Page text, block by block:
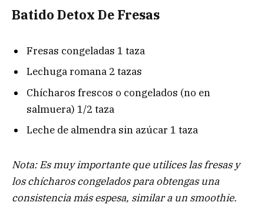
Batido Detox De Fresas
Fresas congeladas 1 taza
Lechuga romana 2 tazas
Chícharos frescos o congelados (no en
salmuera) 1/2 taza
Leche de almendra sin azúcar 1 taza
Nota: Es muy importante que utilices las fresas y
los chícharos congelados para obtengas una
consistencia más espesa, similar a un smoothie.